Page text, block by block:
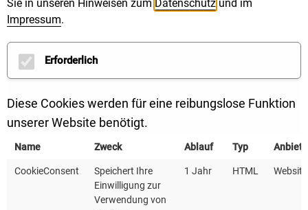
Bediengebiete ist auch Zeichen dafür, wie gut das
bedarfsorientierter ÖPNV funktioniert“, betonte
Landrat Dr. Christoph Schnaudigel bei der Einweihung
Weingarten. 2023 wurden im Landkreis erstmals über
100.000 Fahrgäste umweltfreundlich mit MyShuttle
befördert.
Schon im Dezember 2020 würdigte das Ministerium
für Verkehr Baden-Württemberg das MyShuttle
Sie in unseren Hinweisen zum Datenschutz und im
Impressum.
Erforderlich
Diese Cookies werden für eine reibungslose Funktion
unserer Website benötigt.
Name Zweck Ablauf Typ
CookieConsent
Speichert Ihre
Einwilligung zur
Verwendung von
1 Jahr HTML Website